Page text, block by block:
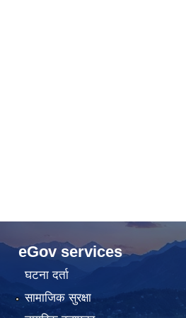
eGov services
घटना दर्ता
सामाजिक सुरक्षा